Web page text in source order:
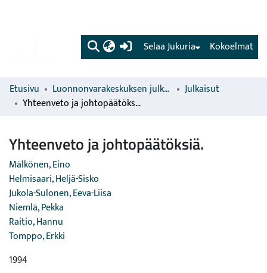
(current) Kokoelmat
Selaa Jukuria
Etusivu Luonnonvarakeskuksen julkaisut
Julkaisut
Yhteenveto ja johtopäätöksiä.
Yhteenveto ja johtopäätöksiä.
Mälkönen, Eino
Helmisaari, Heljä-Sisko
Jukola-Sulonen, Eeva-Liisa
Niemlä, Pekka
Raitio, Hannu
Tomppo, Erkki
1994